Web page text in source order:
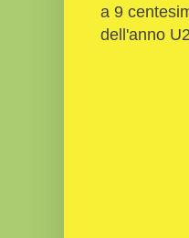
a 9
dell'anno